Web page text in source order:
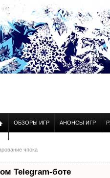
ОБЗОРЫ ИГР АНОНСЫ ИГР
чпока
Telegram-боте